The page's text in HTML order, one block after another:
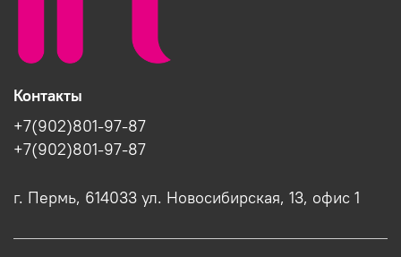
Контакты
+7(902)801-97-87
+7(902)801-97-87
г. Пермь, 614033 ул. Новосибирская, 13, офис 1